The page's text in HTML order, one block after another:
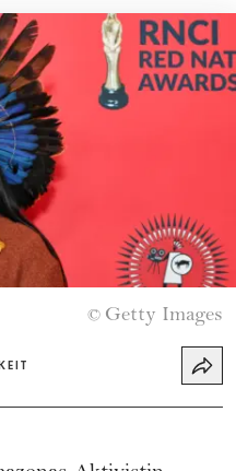
© Getty Images